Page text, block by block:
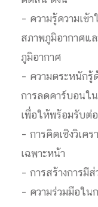
– ความรู้ความเข้
สภาพภูมิอากาศแ
ภูมิอากาศ
– ความตระหนัก
การลดคาร์บอนใ
เพื่อให้พร้อมรับต่
– การคิดเชิงวิเค
เฉพาะหน้า
– การสร้างการมี
– ความร่วมมือใน